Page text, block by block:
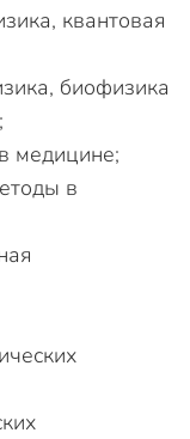
квантовая
биофизика
медицине;
в